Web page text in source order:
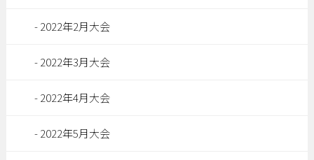
2022年2月大会
2022年3月大会
2022年4月大会
2022年5月大会